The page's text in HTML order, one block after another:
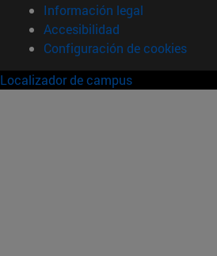
Información legal
Accesibilidad
Configuración de cookies
Localizador de campus